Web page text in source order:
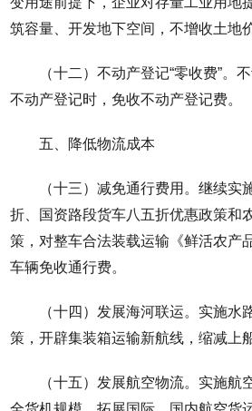
筑容量、开发地下空间，不增收土地
（十二）不动产登记“零收费”。
不动产登记时，免收不动产登记费。
五、降低物流成本
（十三）减免通行费用。继续实
折、国资路段货车八五折优惠政策和
策，对整车合法装载运输《鲜活农产
车辆免收通行费。
（十四）发展海河联运。实施水
策，开辟集装箱运输新航线，缩减上
（十五）发展航空物流。实施航